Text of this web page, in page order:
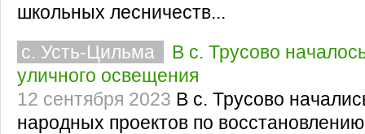
школьных лесничеств...
с. Усть-Цильма
В с. Трусово
уличного освещения
12 сентября 2023 В с. Трусово
народных проектов по